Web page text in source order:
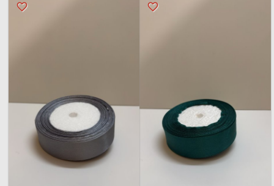
favorite_border
favorite_border